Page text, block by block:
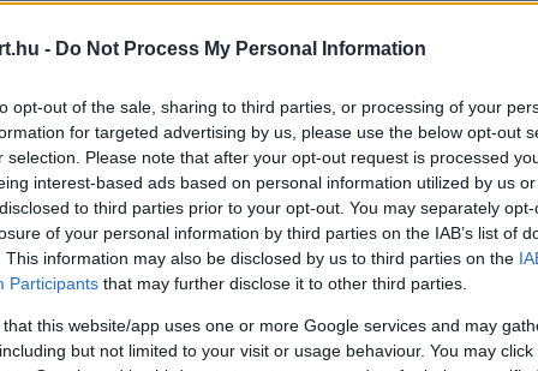
- Do Not Process My Personal Information
opt-out of the sale, sharing to third parties, or processing of your
for targeted advertising by us, please use the below opt-out
selection. Please note that after your opt-out request is processed
interest-based ads based on personal information utilized by us
to third parties prior to your opt-out. You may separately
of your personal information by third parties on the IAB’s list of
This information may also be disclosed by us to third parties on the
Participants that may further disclose it to other third parties.
that this website/app uses one or more Google services and may
but not limited to your visit or usage behaviour. You may
különösen értékes darab, hiszen abban az
címét a Ferrari színeiben. Ez a diadal
amely végül öt egymást követő
pilótának.
the server or network failed or because the
not supported.